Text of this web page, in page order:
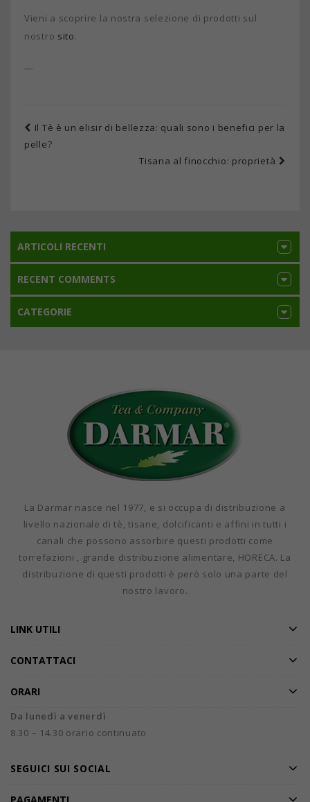
Vieni a scoprire la nostra selezione di prodotti sul
nostro sito.
—
Il Tè è un elisir di bellezza: quali sono i benefici per la
pelle?
Tisana al finocchio: proprietà
ARTICOLI RECENTI
RECENT COMMENTS
CATEGORIE
La Darmar nasce nel 1977, e si occupa di distribuzione a
livello nazionale di tè, tisane, dolcificanti e affini in tutti i
canali che possono assorbire questi prodotti come
torrefazioni , grande distribuzione alimentare, HORECA. La
distribuzione di questi prodotti è però solo una parte del
nostro lavoro.
LINK UTILI
CONTATTACI
ORARI
Da lunedì a venerdì
8.30 – 14.30 orario continuato
SEGUICI SUI SOCIAL